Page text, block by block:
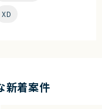
XD
新着案件